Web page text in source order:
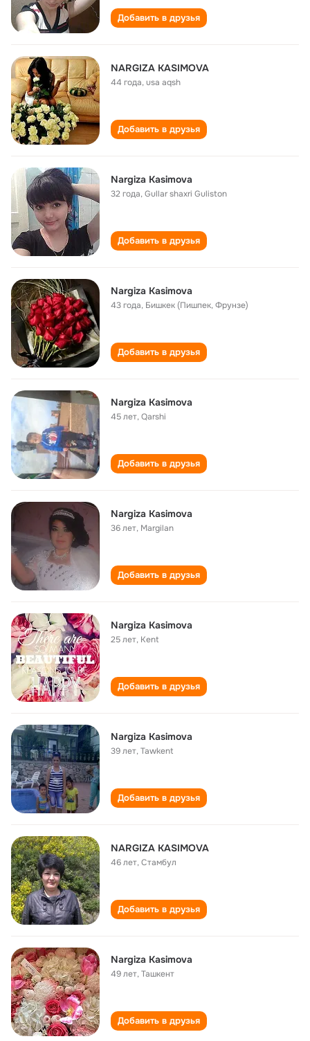
Добавить в друзья
NARGIZA KASIMOVA
44 года,usa aqsh
Добавить в друзья
Nargiza Kasimova
32 года,Gullar shaxri Guliston
Добавить в друзья
Nargiza Kasimova
43 года, Бишкек (Пишпек, Фрунзе)
Добавить в друзья
Nargiza Kasimova
45 лет,Qarshi
Добавить в друзья
Nargiza Kasimova
36 лет, Margilan
Добавить в друзья
Nargiza Kasimova
25 лет, Kent
Добавить в друзья
Nargiza Kasimova
39 лет,Tawkent
Добавить в друзья
NARGIZA KASIMOVA
46 лет,Стамбул
Добавить в друзья
Nargiza Kasimova
49 лет,Ташкент
Добавить в друзья